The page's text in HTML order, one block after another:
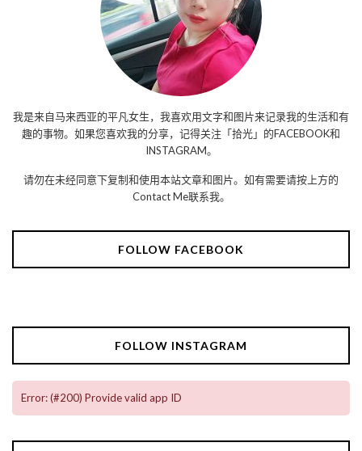
我是来自马来西亚的平凡女生，我喜欢用文字和图片来记录我的生活和有
趣的事物。如果您喜欢我的分享，记得关注「拾光」的FACEBOOK和
INSTAGRAM。
请勿在未经同意下复制和使用本站文章和图片。如有需要请按上方的
Contact Me联系我。
FOLLOW FACEBOOK
FOLLOW INSTAGRAM
Error: (#200) Provide valid app ID